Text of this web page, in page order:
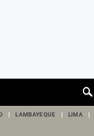
LAMBAYEQUE LIMA